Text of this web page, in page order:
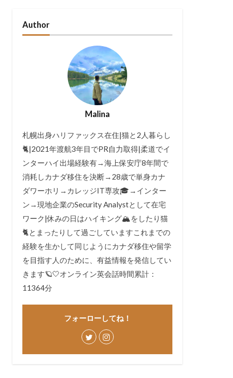
Author
Malina
札幌出身ハリファックス在住|猫と2人暮らし
🐈|2021年渡航3年目でPR自力取得|柔道でイ
ンターハイ出場経験有→海上保安庁8年間で
消耗しカナダ移住を決断→28歳で単身カナ
ダワーホリ→カレッジIT専攻🎓→インター
ン→現地企業のSecurity Analystとして在宅
ワーク|休みの日はハイキング🏔をしたり猫
🐈とまったりして過ごしていますこれまでの
経験を生かして同じようにカナダ移住や留学
を目指す人のために、有益情報を発信してい
きます🪐🤍オンライン英会話時間累計：
11364分
フォーローしてね！